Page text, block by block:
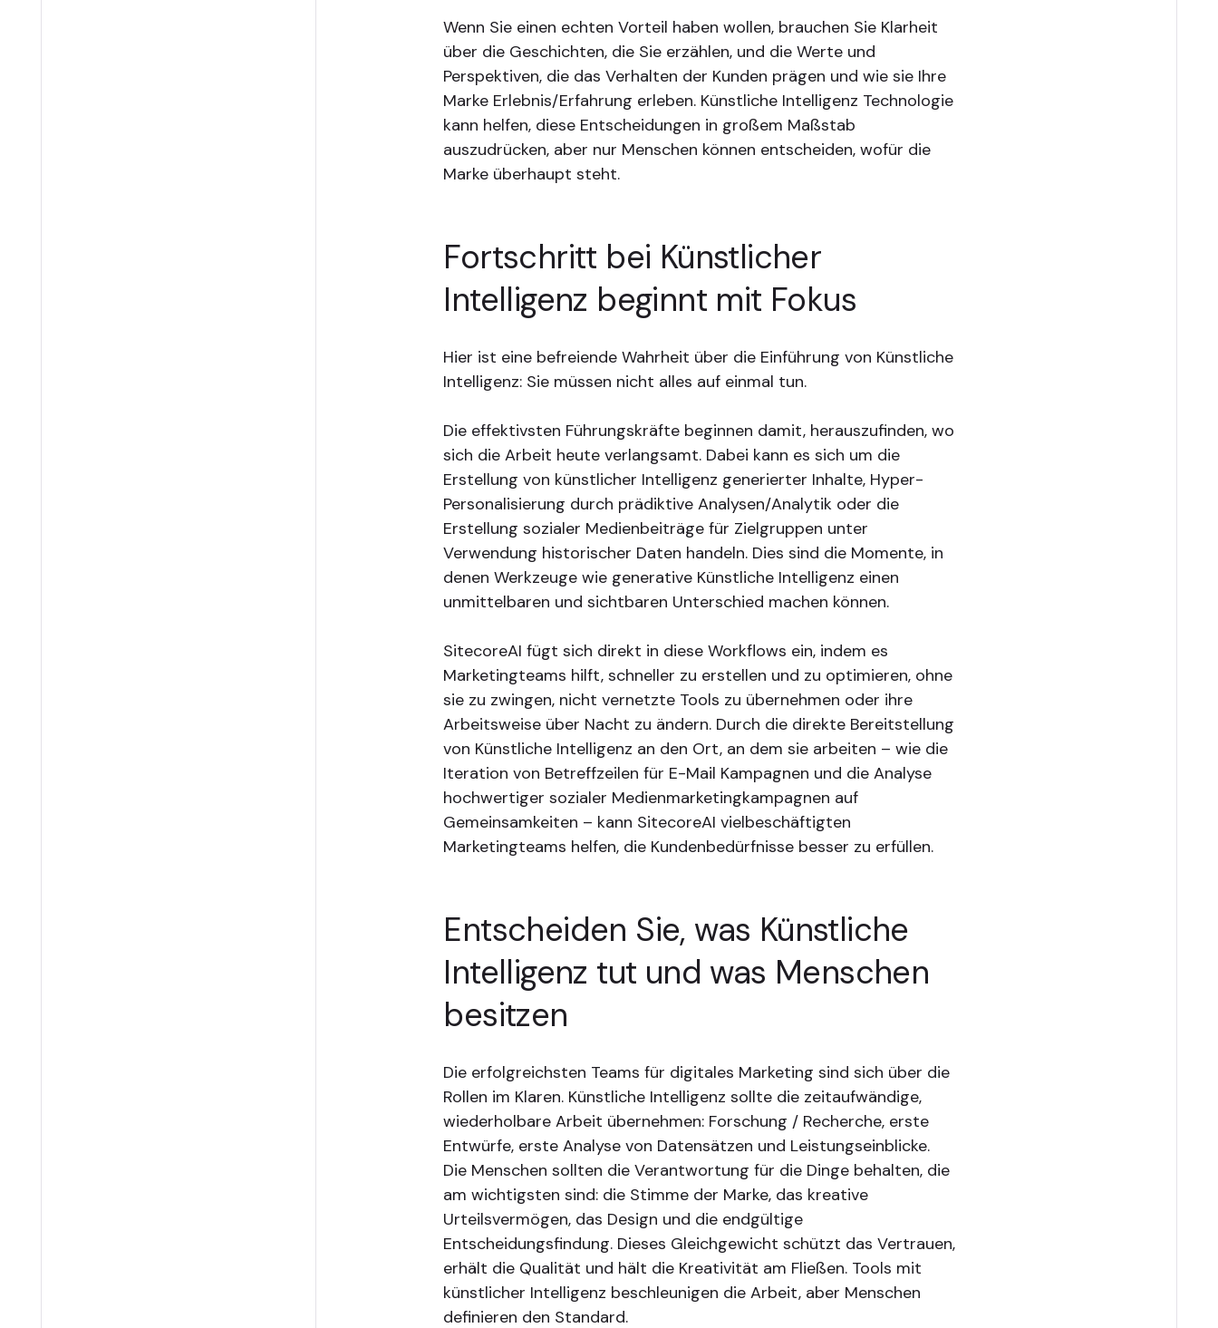
Wenn Sie einen echten Vorteil haben wollen, brauchen Sie Klarheit
über die Geschichten, die Sie erzählen, und die Werte und
Perspektiven, die das Verhalten der Kunden prägen und wie sie Ihre
Marke Erlebnis/Erfahrung erleben. Künstliche Intelligenz Technologie
kann helfen, diese Entscheidungen in großem Maßstab
auszudrücken, aber nur Menschen können entscheiden, wofür die
Marke überhaupt steht.
Fortschritt bei Künstlicher
Intelligenz beginnt mit Fokus
Hier ist eine befreiende Wahrheit über die Einführung von Künstliche
Intelligenz: Sie müssen nicht alles auf einmal tun.
Die effektivsten Führungskräfte beginnen damit, herauszufinden, wo
sich die Arbeit heute verlangsamt. Dabei kann es sich um die
Erstellung von künstlicher Intelligenz generierter Inhalte, Hyper-
Personalisierung durch prädiktive Analysen/Analytik oder die
Erstellung sozialer Medienbeiträge für Zielgruppen unter
Verwendung historischer Daten handeln. Dies sind die Momente, in
denen Werkzeuge wie generative Künstliche Intelligenz einen
unmittelbaren und sichtbaren Unterschied machen können.
SitecoreAI fügt sich direkt in diese Workflows ein, indem es
Marketingteams hilft, schneller zu erstellen und zu optimieren, ohne
sie zu zwingen, nicht vernetzte Tools zu übernehmen oder ihre
Arbeitsweise über Nacht zu ändern. Durch die direkte Bereitstellung
von Künstliche Intelligenz an den Ort, an dem sie arbeiten – wie die
Iteration von Betreffzeilen für E-Mail Kampagnen und die Analyse
hochwertiger sozialer Medienmarketingkampagnen auf
Gemeinsamkeiten – kann SitecoreAI vielbeschäftigten
Marketingteams helfen, die Kundenbedürfnisse besser zu erfüllen.
Entscheiden Sie, was Künstliche
Intelligenz tut und was Menschen
besitzen
Die erfolgreichsten Teams für digitales Marketing sind sich über die
Rollen im Klaren. Künstliche Intelligenz sollte die zeitaufwändige,
wiederholbare Arbeit übernehmen: Forschung / Recherche, erste
Entwürfe, erste Analyse von Datensätzen und Leistungseinblicke.
Die Menschen sollten die Verantwortung für die Dinge behalten, die
am wichtigsten sind: die Stimme der Marke, das kreative
Urteilsvermögen, das Design und die endgültige
Entscheidungsfindung. Dieses Gleichgewicht schützt das Vertrauen,
erhält die Qualität und hält die Kreativität am Fließen. Tools mit
künstlicher Intelligenz beschleunigen die Arbeit, aber Menschen
definieren den Standard.